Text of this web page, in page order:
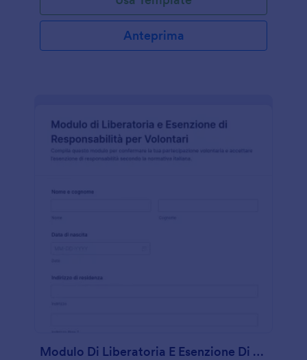
Anteprima
Modulo Di Liberatoria E Esenzione Di Responsabilità Per Volontari